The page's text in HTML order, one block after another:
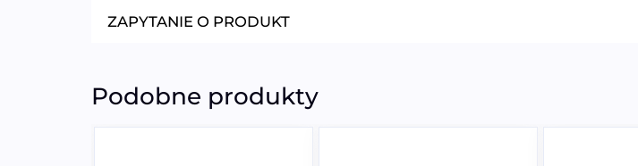
ZAPYTANIE O PRODUKT
Podobne produkty